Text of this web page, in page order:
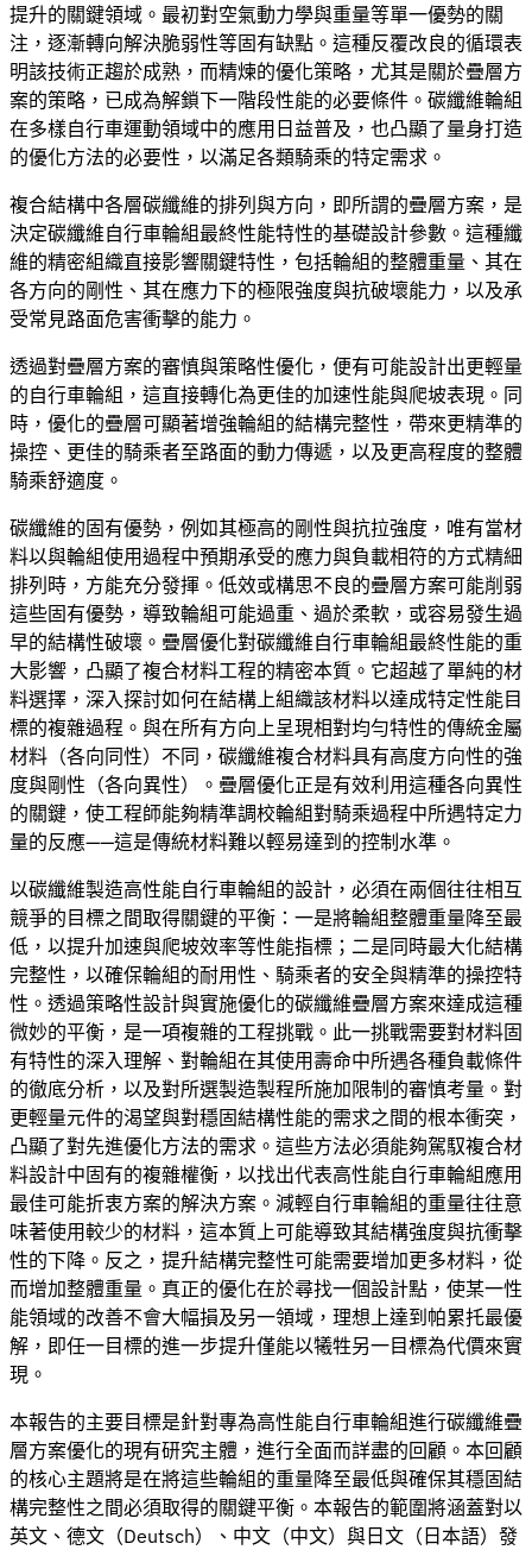
提升的關鍵領域。最初對空氣動力學與重量等單一優勢的關
注，逐漸轉向解決脆弱性等固有缺點。這種反覆改良的循環表
明該技術正趨於成熟，而精煉的優化策略，尤其是關於疊層方
案的策略，已成為解鎖下一階段性能的必要條件。碳纖維輪組
在多樣自行車運動領域中的應用日益普及，也凸顯了量身打造
的優化方法的必要性，以滿足各類騎乘的特定需求。
複合結構中各層碳纖維的排列與方向，即所謂的疊層方案，是
決定碳纖維自行車輪組最終性能特性的基礎設計參數。這種纖
維的精密組織直接影響關鍵特性，包括輪組的整體重量、其在
各方向的剛性、其在應力下的極限強度與抗破壞能力，以及承
受常見路面危害衝擊的能力。
透過對疊層方案的審慎與策略性優化，便有可能設計出更輕量
的自行車輪組，這直接轉化為更佳的加速性能與爬坡表現。同
時，優化的疊層可顯著增強輪組的結構完整性，帶來更精準的
操控、更佳的騎乘者至路面的動力傳遞，以及更高程度的整體
騎乘舒適度。
碳纖維的固有優勢，例如其極高的剛性與抗拉強度，唯有當材
料以與輪組使用過程中預期承受的應力與負載相符的方式精細
排列時，方能充分發揮。低效或構思不良的疊層方案可能削弱
這些固有優勢，導致輪組可能過重、過於柔軟，或容易發生過
早的結構性破壞。疊層優化對碳纖維自行車輪組最終性能的重
大影響，凸顯了複合材料工程的精密本質。它超越了單純的材
料選擇，深入探討如何在結構上組織該材料以達成特定性能目
標的複雜過程。與在所有方向上呈現相對均勻特性的傳統金屬
材料（各向同性）不同，碳纖維複合材料具有高度方向性的強
度與剛性（各向異性）。疊層優化正是有效利用這種各向異性
的關鍵，使工程師能夠精準調校輪組對騎乘過程中所遇特定力
量的反應——這是傳統材料難以輕易達到的控制水準。
以碳纖維製造高性能自行車輪組的設計，必須在兩個往往相互
競爭的目標之間取得關鍵的平衡：一是將輪組整體重量降至最
低，以提升加速與爬坡效率等性能指標；二是同時最大化結構
完整性，以確保輪組的耐用性、騎乘者的安全與精準的操控特
性。透過策略性設計與實施優化的碳纖維疊層方案來達成這種
微妙的平衡，是一項複雜的工程挑戰。此一挑戰需要對材料固
有特性的深入理解、對輪組在其使用壽命中所遇各種負載條件
的徹底分析，以及對所選製造製程所施加限制的審慎考量。對
更輕量元件的渴望與對穩固結構性能的需求之間的根本衝突，
凸顯了對先進優化方法的需求。這些方法必須能夠駕馭複合材
料設計中固有的複雜權衡，以找出代表高性能自行車輪組應用
最佳可能折衷方案的解決方案。減輕自行車輪組的重量往往意
味著使用較少的材料，這本質上可能導致其結構強度與抗衝擊
性的下降。反之，提升結構完整性可能需要增加更多材料，從
而增加整體重量。真正的優化在於尋找一個設計點，使某一性
能領域的改善不會大幅損及另一領域，理想上達到帕累托最優
解，即任一目標的進一步提升僅能以犧牲另一目標為代價來實
現。
本報告的主要目標是針對專為高性能自行車輪組進行碳纖維疊
層方案優化的現有研究主體，進行全面而詳盡的回顧。本回顧
的核心主題將是在將這些輪組的重量降至最低與確保其穩固結
構完整性之間必須取得的關鍵平衡。本報告的範圍將涵蓋對以
英文、德文（Deutsch）、中文（中文）與日文（日本語）發